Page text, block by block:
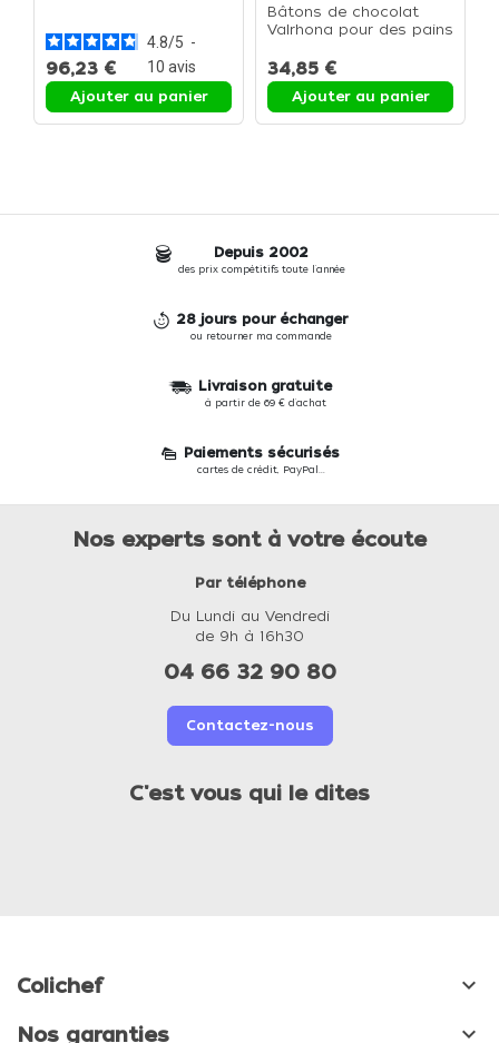
4.8/5 -
10 avis
96,23 €
Ajouter au panier
Bâtons de chocolat
Valrhona pour des pains
48% de cacao - Boite
1,6kg
34,85 €
Ajouter au panier
Depuis 2002
des prix compétitifs toute l'année
28 jours pour échanger
ou retourner ma commande
Livraison gratuite
à partir de 69 € d'achat
Paiements sécurisés
cartes de crédit, PayPal...
Nos experts sont à votre écoute
Par téléphone
Du Lundi au Vendredi
de 9h à 16h30
04 66 32 90 80
Contactez-nous
C'est vous qui le dites
Colichef 
Nos garanties 